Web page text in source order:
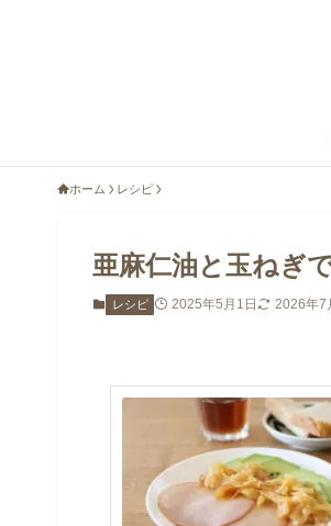
ホーム レシピ
亜麻仁油と玉ねぎ
レシピ 2025年5月1日 2026年7